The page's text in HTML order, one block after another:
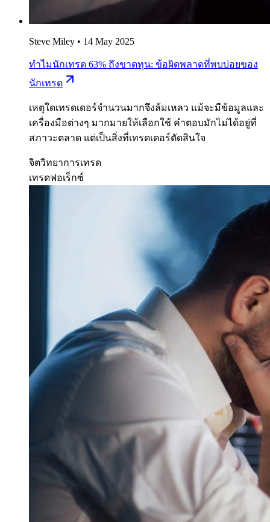
Steve Miley • 14 May 2025
ทำไมนักเทรด 63% ถึงขาดทุน: ข้อผิดพลาดที่พบบ่อยของ
นักเทรด
เหตุใดเทรดเดอร์จำนวนมากจึงล้มเหลว แม้จะมีข้อมูลและ
เครื่องมือต่างๆ มากมายให้เลือกใช้ คำตอบมักไม่ได้อยู่ที่
สภาวะตลาด แต่เป็นสิ่งที่เทรดเดอร์ตัดสินใจ
จิตวิทยาการเทรด
เทรดฟอเร็กซ์